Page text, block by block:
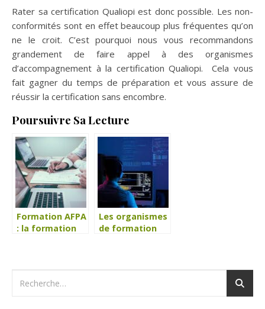
Rater sa certification Qualiopi est donc possible. Les non-
conformités sont en effet beaucoup plus fréquentes qu’on
ne le croit. C’est pourquoi nous vous recommandons
grandement de faire appel à des organismes
d’accompagnement à la certification Qualiopi. Cela vous
fait gagner du temps de préparation et vous assure de
réussir la certification sans encombre.
Poursuivre Sa Lecture
Formation AFPA
: la formation
Les organismes
de formation